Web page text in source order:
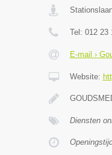
Tel: 012 23
E-mail ›
Website:
Diensten